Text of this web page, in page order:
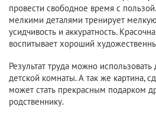
провести свободное время с
мелкими деталями тренирует
усидчивость и аккуратность.
воспитывает хороший
Результат труда можно
детской комнаты. А так же картина,
может стать прекрасным подарком
родственнику.